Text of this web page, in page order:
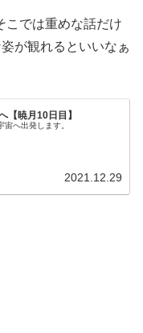
こでは重めな話だけ
が観れるといいなぁ
【暁月10日目】
へ出発します。
2021.12.29